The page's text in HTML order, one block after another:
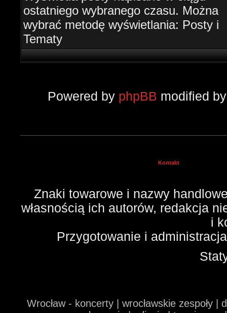
ostatniego wybranego czasu. Można
wybrać metodę wyświetlania: Posty i
Tematy
Powered by phpBB modified
Kontakt
Znaki towarowe i nazwy
własnością ich autorów, redakcja
i
Przygotowanie i
Wrocław - koncerty | wrocławskie zespoły